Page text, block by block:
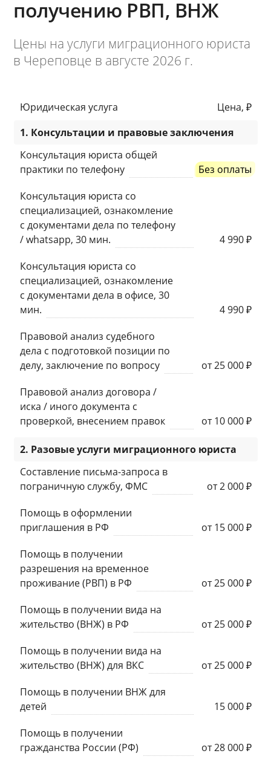
получению РВП, ВНЖ
Цены на услуги миграционного юриста
в Череповце в августе 2026 г.
Юридическая услуга
Цена, ₽
1. Консультации и правовые заключения
Консультация юриста общей
практики по телефону
Без оплаты
Консультация юриста со
специализацией, ознакомление
с документами дела по телефону
/ whatsapp, 30 мин.
4 990 ₽
Консультация юриста со
специализацией, ознакомление
с документами дела в офисе, 30
мин.
4 990 ₽
Правовой анализ судебного
дела с подготовкой позиции по
делу, заключение по вопросу
от 25 000 ₽
Правовой анализ договора /
иска / иного документа с
проверкой, внесением правок
от 10 000 ₽
2. Разовые услуги миграционного юриста
Составление письма-запроса в
пограничную службу, ФМС
от 2 000 ₽
Помощь в оформлении
приглашения в РФ
от 15 000 ₽
Помощь в получении
разрешения на временное
проживание (РВП) в РФ
от 25 000 ₽
Помощь в получении вида на
жительство (ВНЖ) в РФ
от 25 000 ₽
Помощь в получении вида на
жительство (ВНЖ) для ВКС
от 25 000 ₽
Помощь в получении ВНЖ для
детей
15 000 ₽
Помощь в получении
гражданства России (РФ)
от 28 000 ₽